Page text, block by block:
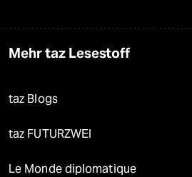
Mehr taz Lesestoff
taz Blogs
taz FUTURZWEI
Le Monde diplomatique